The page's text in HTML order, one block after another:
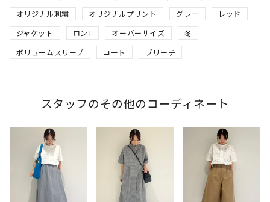
オリジナル刺繍
オリジナルプリント グレー
レッド
ジャケット
ロンT オーバーサイズ
冬
ボリュームスリーブ
コート ブリーチ
スタッフのその他のコーディネート